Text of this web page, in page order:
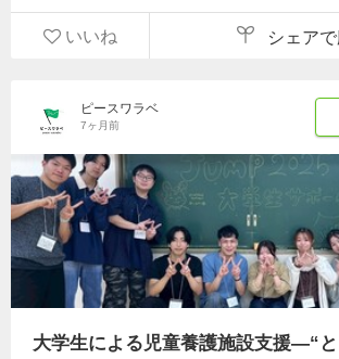
いいね シェアで
ピースワラベ
7ヶ月前
大学生による児童養護施設支援―“